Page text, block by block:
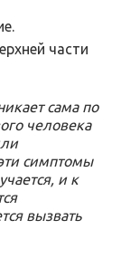
части
сама по
человека
симптомы
и к
вызвать